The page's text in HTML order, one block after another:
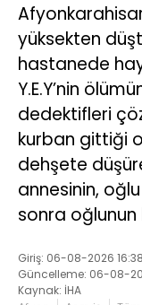
yüksekten
hastanede
Y.E.Y’nin
dedektifleri
kurban gittiği
dehşete
annesinin,
sonra oğlunun
Giriş: 06-08-2026 16:38
Güncelleme: 06-08-
Kaynak: İHA